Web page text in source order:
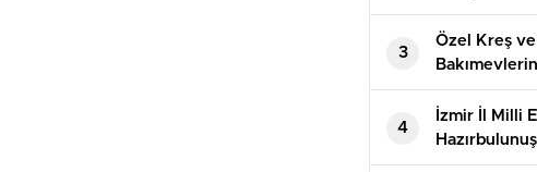
uluslararası
ileriye
3
Özel Kreş
4
İzmir İl Milli
Başlıyor